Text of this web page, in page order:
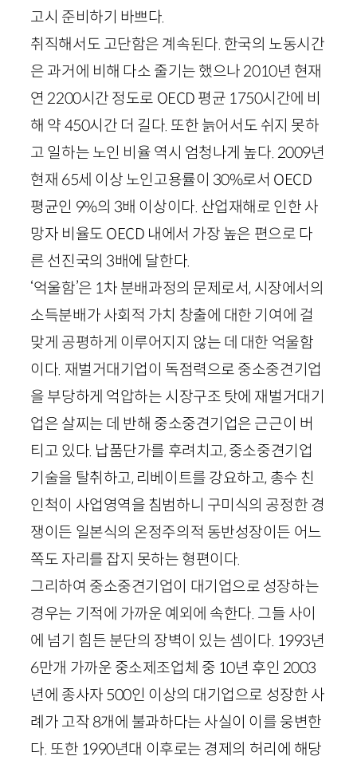
고시 준비하기 바쁘다.
취직해서도 고단함은 계속된다. 한국의 노동시간
은 과거에 비해 다소 줄기는 했으나 2010년 현재
연 2200시간 정도로 OECD 평균 1750시간에 비
해 약 450시간 더 길다. 또한 늙어서도 쉬지 못하
고 일하는 노인 비율 역시 엄청나게 높다. 2009년
현재 65세 이상 노인고용률이 30%로서 OECD
평균인 9%의 3배 이상이다. 산업재해로 인한 사
망자 비율도 OECD 내에서 가장 높은 편으로 다
른 선진국의 3배에 달한다.
‘억울함’은 1차 분배과정의 문제로서, 시장에서의
소득분배가 사회적 가치 창출에 대한 기여에 걸
맞게 공평하게 이루어지지 않는 데 대한 억울함
이다. 재벌거대기업이 독점력으로 중소중견기업
을 부당하게 억압하는 시장구조 탓에 재벌거대기
업은 살찌는 데 반해 중소중견기업은 근근이 버
티고 있다. 납품단가를 후려치고, 중소중견기업
기술을 탈취하고, 리베이트를 강요하고, 총수 친
인척이 사업영역을 침범하니 구미식의 공정한 경
쟁이든 일본식의 온정주의적 동반성장이든 어느
쪽도 자리를 잡지 못하는 형편이다.
그리하여 중소중견기업이 대기업으로 성장하는
경우는 기적에 가까운 예외에 속한다. 그들 사이
에 넘기 힘든 분단의 장벽이 있는 셈이다. 1993년
6만개 가까운 중소제조업체 중 10년 후인 2003
년에 종사자 500인 이상의 대기업으로 성장한 사
례가 고작 8개에 불과하다는 사실이 이를 웅변한
다. 또한 1990년대 이후로는 경제의 허리에 해당